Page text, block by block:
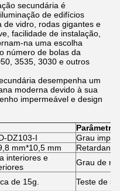
secundária é
de edifícios
de vidro, rodas gigantes e
facilidade de instalação,
na uma escolha
número de bolas da
3535, 3030 e outros
desempenha um
moderna devido à sua
impermeável e design
DZ103-I
Grau
mm*10,5 mm
interiores e
Grau de
de 15g.
Teste de